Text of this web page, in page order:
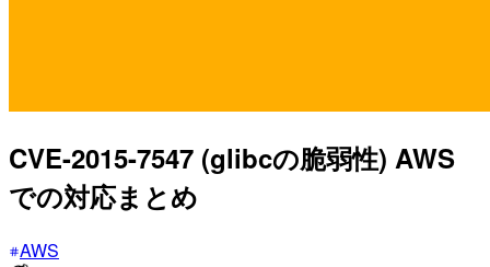
CVE-2015-7547 (glibcの脆弱性) AWS
での対応まとめ
AWS